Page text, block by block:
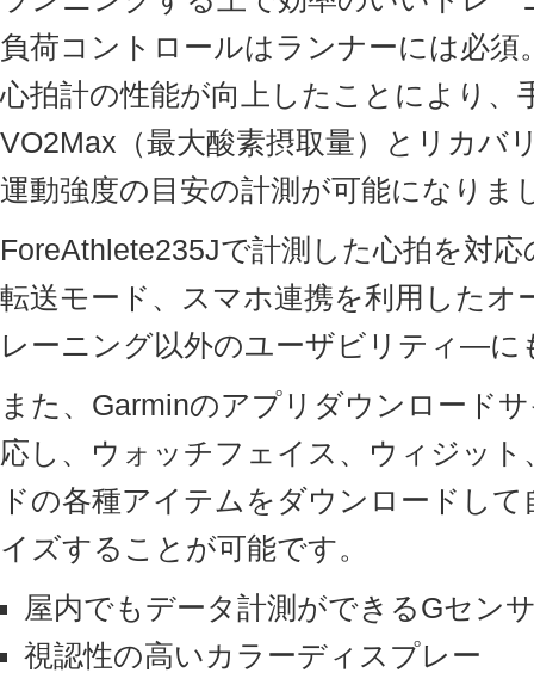
負荷コントロールはランナーには必須
心拍計の性能が向上したことにより、
VO2Max（最大酸素摂取量）とリカバ
運動強度の目安の計測が可能になりま
ForeAthlete235Jで計測した心拍を対
転送モード、スマホ連携を利用したオ
レーニング以外のユーザビリティ―に
また、Garminのアプリダウンロード
応し、ウォッチフェイス、ウィジッ
ドの各種アイテムをダウンロードし
イズすることが可能です。
屋内でもデータ計測ができるGセン
視認性の高いカラーディスプレー